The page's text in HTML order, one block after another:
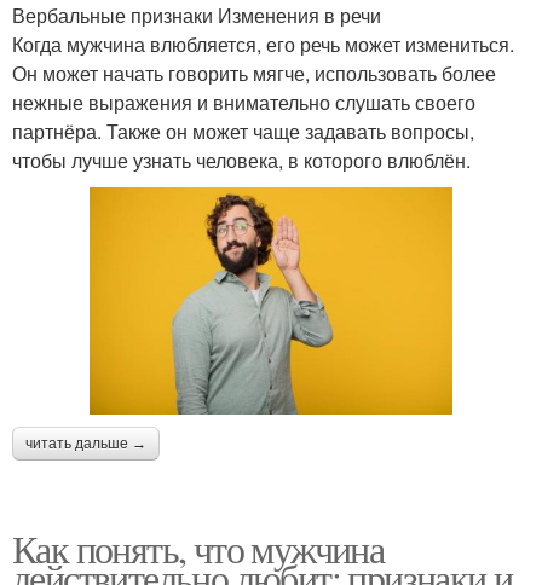
Вербальные признаки Изменения в речи
Когда мужчина влюбляется, его речь может измениться.
Он может начать говорить мягче, использовать более
нежные выражения и внимательно слушать своего
партнёра. Также он может чаще задавать вопросы,
чтобы лучше узнать человека, в которого влюблён.
читать дальше →
Как понять, что мужчина